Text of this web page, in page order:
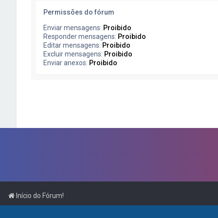
Permissões do fórum
Enviar mensagens: Proibido
Responder mensagens: Proibido
Editar mensagens: Proibido
Excluir mensagens: Proibido
Enviar anexos: Proibido
Início do Fórum!